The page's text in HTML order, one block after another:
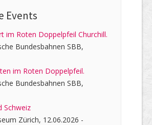
Events
im Roten Doppelpfeil Churchill.
Bundesbahnen SBB,
im Roten Doppelpfeil.
Bundesbahnen SBB,
Schweiz
Zürich, 12.06.2026 -